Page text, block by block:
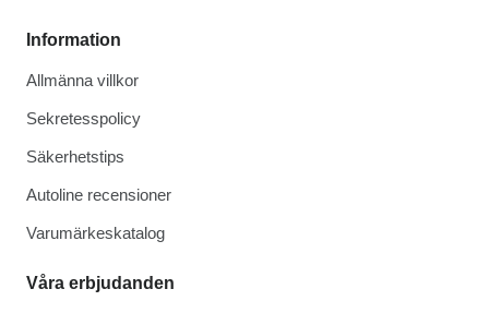
Information
Allmänna villkor
Sekretesspolicy
Säkerhetstips
Autoline recensioner
Varumärkeskatalog
Våra erbjudanden